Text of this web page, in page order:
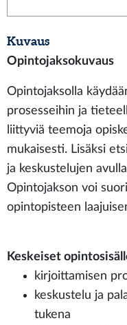
Kuvaus
Opintojaksokuvaus
Opintojaksolla
prosesseihin ja
liittyviä teemoja
mukaisesti. Lisäksi
ja keskustelujen
Opintojakson voi
opintopisteen
Keskeiset
kirjoittamisen
keskustelu ja
tukena